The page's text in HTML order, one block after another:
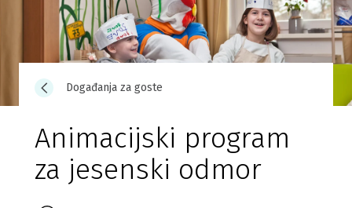
Događanja za goste
Animacijski program
za jesenski odmor